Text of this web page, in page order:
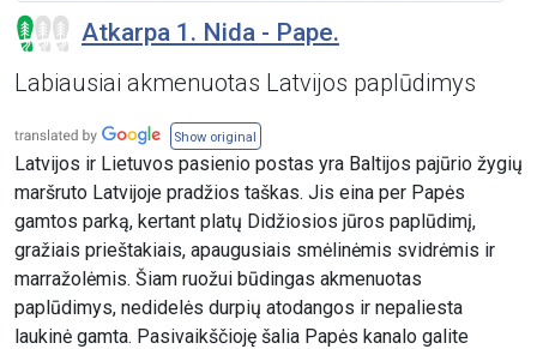
Atkarpa 1. Nida - Pape.
Labiausiai akmenuotas Latvijos paplūdimys
Show original
Latvijos ir Lietuvos pasienio postas yra Baltijos pajūrio žygių
maršruto Latvijoje pradžios taškas. Jis eina per Papės
gamtos parką, kertant platų Didžiosios jūros paplūdimį,
gražiais prieštakiais, apaugusiais smėlinėmis svidrėmis ir
marražolėmis. Šiam ruožui būdingas akmenuotas
paplūdimys, nedidelės durpių atodangos ir nepaliesta
laukinė gamta. Pasivaikščioję šalia Papės kanalo galite